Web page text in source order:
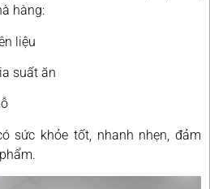
hàng:
liệu
suất ăn
sức khỏe tốt, nhanh nhẹn, đảm